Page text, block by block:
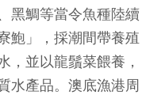
黑鯛等當令魚種陸續
鮑」，採潮間帶養殖
，並以龍鬚菜餵養，
水產品。澳底漁港周